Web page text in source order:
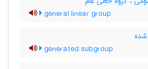
general linear group
شده
generated subgroup